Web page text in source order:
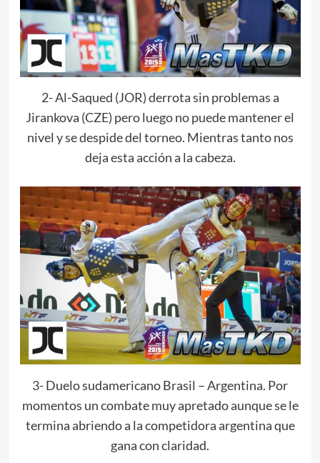
2- Al-Saqued (JOR) derrota sin problemas a
Jirankova (CZE) pero luego no puede mantener el
nivel y se despide del torneo. Mientras tanto nos
deja esta acción a la cabeza.
3- Duelo sudamericano Brasil – Argentina. Por
momentos un combate muy apretado aunque se le
termina abriendo a la competidora argentina que
gana con claridad.